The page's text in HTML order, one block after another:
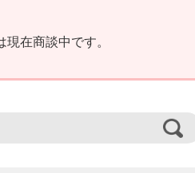
在商談中です。